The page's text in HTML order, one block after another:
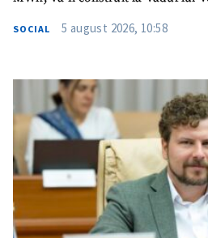
SOCIAL 5 august 2026, 10:58